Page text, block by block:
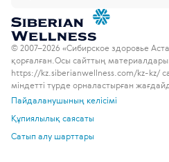
© 2007–2026 «Сибирское здоровье
қорғалған. Осы сайттың
https://kz.siberianwellness.com/kz-kz/
міндетті түрде орналастырған
Пайдаланушының келісімі
Құпиялылық саясаты
Сатып алу шарттары